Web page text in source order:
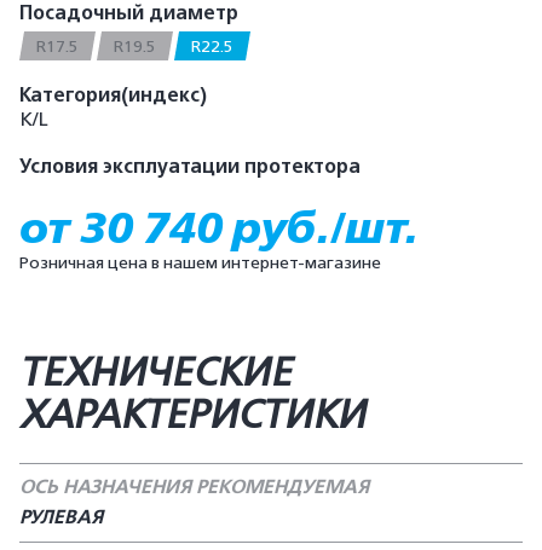
Посадочный диаметр
R17.5 R19.5 R22.5
Категория(индекс)
K/L
Условия эксплуатации протектора
от 30 740 руб./шт.
Розничная цена в нашем интернет-магазине
ТЕХНИЧЕСКИЕ
ХАРАКТЕРИСТИКИ
ОСЬ НАЗНАЧЕНИЯ РЕКОМЕНДУЕМАЯ
РУЛЕВАЯ